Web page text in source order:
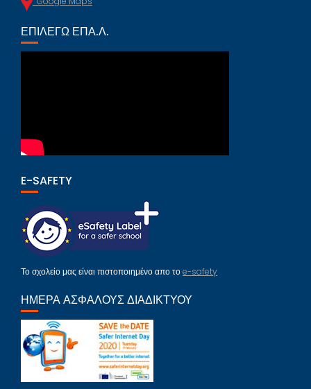
ΕΠΙΛΈΓΩ ΕΠΑ.Λ.
E-SAFETY
Το σχολείο μας είναι πιστοποιημένο απο τοe-safety
ΗΜΈΡΑ ΑΣΦΑΛΟΎΣ ΔΙΑΔΙΚΤΎΟΥ